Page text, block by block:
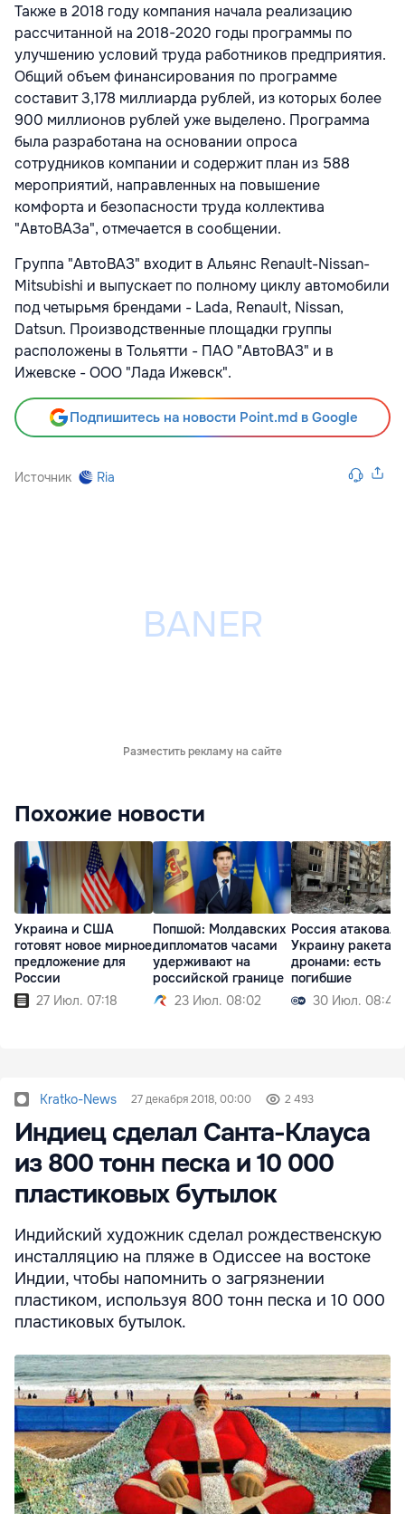
Также в 2018 году компания начала реализацию
рассчитанной на 2018-2020 годы программы по
улучшению условий труда работников предприятия.
Общий объем финансирования по программе
составит 3,178 миллиарда рублей, из которых более
900 миллионов рублей уже выделено. Программа
была разработана на основании опроса
сотрудников компании и содержит план из 588
мероприятий, направленных на повышение
комфорта и безопасности труда коллектива
"АвтоВАЗа", отмечается в сообщении.
Группа "АвтоВАЗ" входит в Альянс Renault-Nissan-
Mitsubishi и выпускает по полному циклу автомобили
под четырьмя брендами - Lada, Renault, Nissan,
Datsun. Производственные площадки группы
расположены в Тольятти - ПАО "АвтоВАЗ" и в
Ижевске - ООО "Лада Ижевск".
Подпишитесь на новости Point.md в Google
Источник Ria
Разместить рекламу на сайте
Похожие новости
Украина и США
готовят новое мирное
предложение для
России
27 Июл. 07:18
Попшой: Молдавских
дипломатов часами
удерживают на
российской границе
23 Июл. 08:02
Россия атаковала
Украину
дронами: есть
погибшие
30 Июл. 08:45
Kratko-News 27 декабря 2018, 00:00 2 493
Индиец сделал Санта-Клауса
из 800 тонн песка и 10 000
пластиковых бутылок
Индийский художник сделал рождественскую
инсталляцию на пляже в Одиссее на востоке
Индии, чтобы напомнить о загрязнении
пластиком, используя 800 тонн песка и 10 000
пластиковых бутылок.